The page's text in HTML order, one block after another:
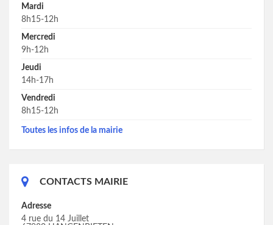
Mardi
8h15-12h
Mercredi
9h-12h
Jeudi
14h-17h
Vendredi
8h15-12h
Toutes les infos de la mairie
CONTACTS MAIRIE
Adresse
4 rue du 14 Juillet